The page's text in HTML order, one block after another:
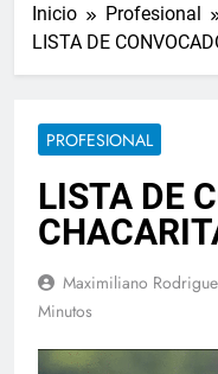
Inicio
Profesional
LISTA DE
PROFESIONAL
LISTA DE
Maximiliano
Minutos